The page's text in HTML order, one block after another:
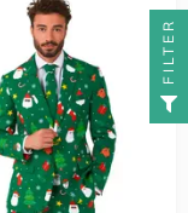
FILTER